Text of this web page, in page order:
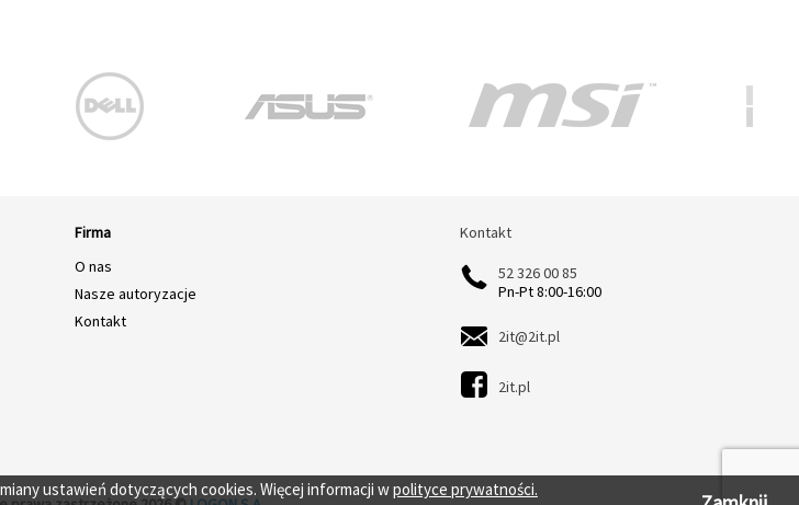
Firma
O nas
Nasze autoryzacje
Kontakt
Kontakt
Kontakt
52 326 00 85
Pn-Pt 8:00-16:00
2it@2it.pl
2it.pl
ustawień dotyczących cookies. Więcej informacji wpolityce prywatności.